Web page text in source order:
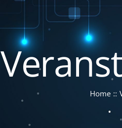
Home